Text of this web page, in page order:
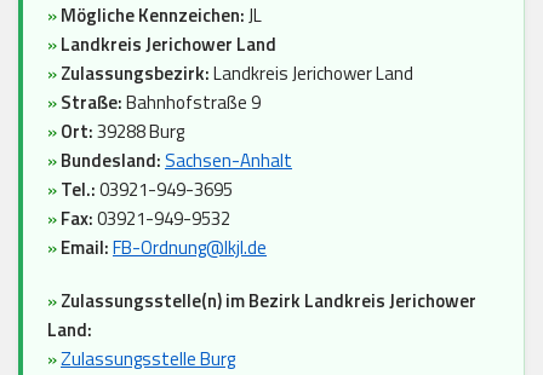
»Mögliche Kennzeichen:JL
»Landkreis Jerichower Land
»Zulassungsbezirk:Landkreis Jerichower Land
»Straße:Bahnhofstraße 9
»Ort:39288 Burg
»Bundesland:Sachsen-Anhalt
»Tel.:03921-949-3695
»Fax:03921-949-9532
»Email:FB-Ordnung@lkjl.de
»Zulassungsstelle(n) im Bezirk Landkreis Jerichower
Land:
»Zulassungsstelle Burg